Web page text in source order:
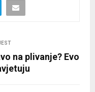
na plivanje? Evo